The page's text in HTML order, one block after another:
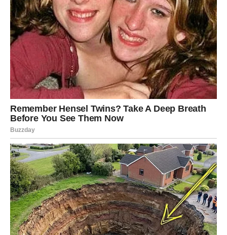
dok će pojedini Ovnovi konačno pokrenuti privatni posao
o kojem dugo razmišljaju.
Ljubav takođe dobija potpuno novu dimenziju. Slobodni
Ovnovi mogli bi upoznati osobu koja će promeniti njihovo
mišljenje o ljubavi, dok zauzeti ulaze u mnogo mirniji i
stabilniji period.
Najvažnije je da verujete sebi jer upravo tada počinje
vaše vreme.
RAK – SUDBINA VAM VRAĆA
OSMEH
Rakovi su prethodnih meseci mnogo toga prećutali. Nosili
su teret koji drugi nisu primećivali i često su više brinuli o
tuđoj sreći nego o sopstvenoj.